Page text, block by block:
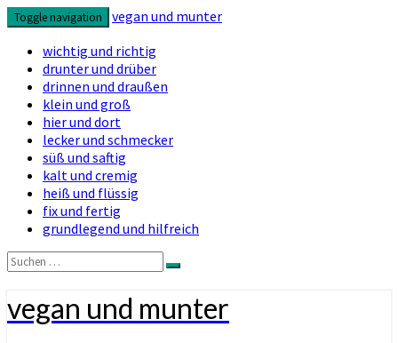
Toggle navigation
vegan und munter
wichtig und richtig
drunter und drüber
drinnen und draußen
klein und groß
hier und dort
lecker und schmecker
süß und saftig
kalt und cremig
heiß und flüssig
fix und fertig
grundlegend und hilfreich
Suchen
nach:
Suchen
vegan und munter